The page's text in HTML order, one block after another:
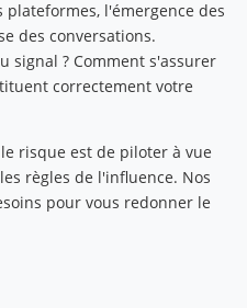
l'émergence des
des conversations.
signal ? Comment s'assurer
correctement votre
risque est de piloter à vue
règles de l'influence. Nos
pour vous redonner le